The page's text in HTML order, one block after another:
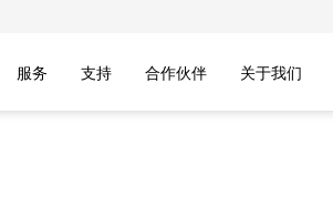
服务 支持 合作伙伴 关于我们